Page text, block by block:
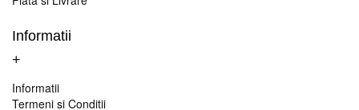
Plata si Livrare
Informatii
+